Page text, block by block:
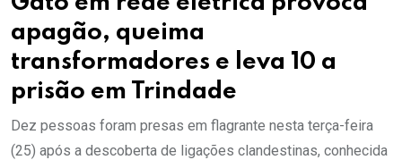
apagão, queima
transformadores e leva 10 a
prisão em Trindade
Dez pessoas foram presas em flagrante nesta terça-feira
(25) após a descoberta de ligações clandestinas, conhecida